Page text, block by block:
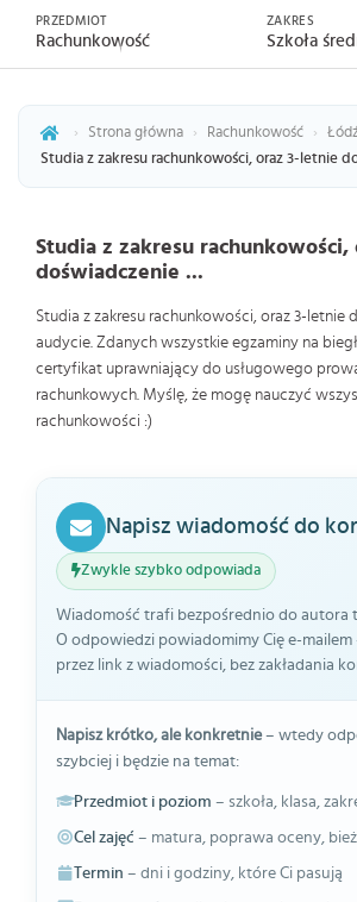
PRZEDMIOT
Rachunkowość
ZAKRES
Szkoła
› Strona główna › Rachunkowość ›
Studia z zakresu rachunkowości, oraz 3-letnie
Studia z zakresu rachunkowości,
doświadczenie ...
Studia z zakresu rachunkowości, oraz 3-letnie
audycie. Zdanych wszystkie egzaminy na
certyfikat uprawniający do usługowego
rachunkowych. Myślę, że mogę nauczyć
rachunkowości :)
Napisz wiadomość do
Zwykle szybko odpowiada
Wiadomość trafi bezpośrednio do autora
O odpowiedzi powiadomimy Cię e-mailem
przez link z wiadomości, bez zakładania
Napisz krótko, ale konkretnie– wtedy
szybciej i będzie na temat:
Przedmiot i poziom – szkoła, klasa,
Cel zajęć – matura, poprawa oceny,
Termin – dni i godziny, które Ci pasują